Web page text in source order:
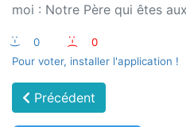
moi : Notre Père qui êtes
:-) 0 :-(
0
Pour voter, installer l'application !
Précédent